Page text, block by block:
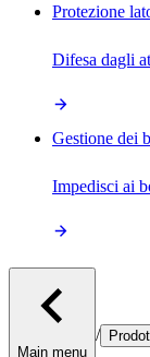
Protezione
Difesa dagli
Gestione dei
Impedisci ai
Main menu
/